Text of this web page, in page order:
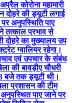
कोरोना महामारी
दोहरे की ड्यूटी लगाई
अनुपस्थिति पाए
तत्काल प्रभाव से
दोहरे का मुख्यालय उप
ग्वालियर रहेगा।
एवं उपचार के संबंध
की बावड़ीए चौधरी
3 बजे तक ड्यूटी थी।
प्रशासन की टीम
अनुपस्थित पाए जाने पर